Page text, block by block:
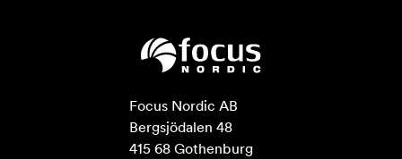
Focus Nordic AB
Bergsjödalen 48
415 68 Gothenburg